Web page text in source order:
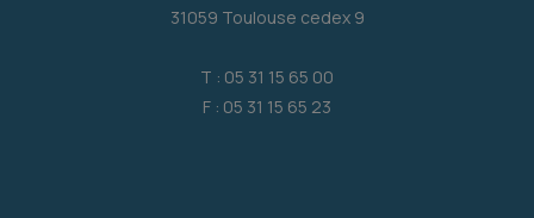
31059 Toulouse cedex 9
T : 05 31 15 65 00
F : 05 31 15 65 23